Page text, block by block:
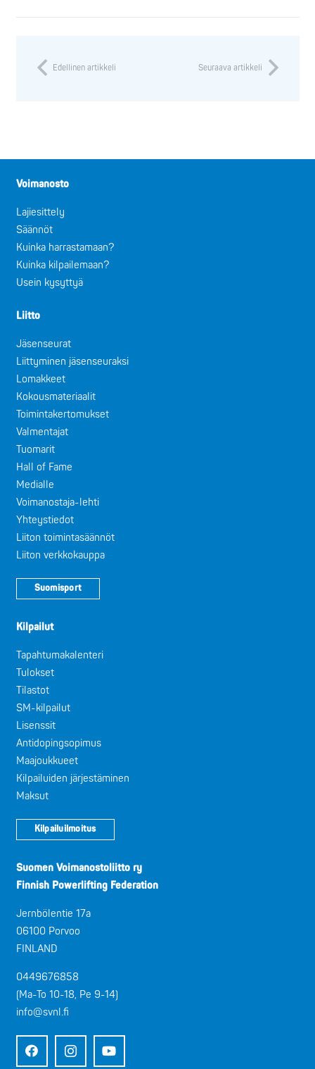
Edellinen artikkeli Seuraava artikkeli
Voimanosto
Lajiesittely
Säännöt
Kuinka harrastamaan?
Kuinka kilpailemaan?
Usein kysyttyä
Liitto
Jäsenseurat
Liittyminen jäsenseuraksi
Lomakkeet
Kokousmateriaalit
Toimintakertomukset
Valmentajat
Tuomarit
Hall of Fame
Medialle
Voimanostaja-lehti
Yhteystiedot
Liiton toimintasäännöt
Liiton verkkokauppa
Suomisport
Kilpailut
Tapahtumakalenteri
Tulokset
Tilastot
SM-kilpailut
Lisenssit
Antidopingsopimus
Maajoukkueet
Kilpailuiden järjestäminen
Maksut
Kilpailuilmoitus
Suomen Voimanostoliitto ry
Finnish Powerlifting Federation
Jernbölentie 17a
06100 Porvoo
FINLAND
0449676858
(Ma-To 10-18, Pe 9-14)
info@svnl.fi